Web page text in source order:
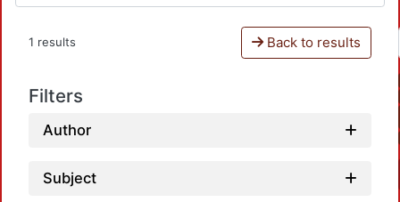
1 results Back to results
Filters
Author
Subject